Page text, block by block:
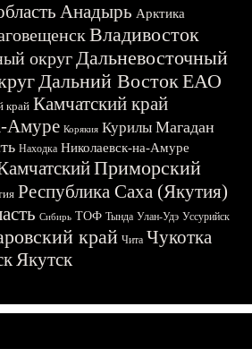
Анадырь Арктика
Владивосток
округДальневосточный
Дальний ВостокЕАО
край Камчатский край
Амуре Корякия Курилы Магадан
Находка Николаевск-на-Амуре
Приморский
Республика Саха (Якутия)
Сибирь ТОФ Тында Улан-Удэ Уссурийск
край Чита Чукотка
Якутск